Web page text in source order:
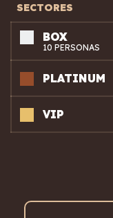
SECTORES
BOX
10 PERSONAS
PLATINUM
VIP